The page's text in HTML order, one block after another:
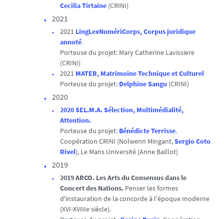
Cecilia Tirtaine (CRINI)
2021
2021 LingLexNumériCorps, Corpus juridique
annoté.
Porteuse du projet: Mary Catherine Lavissiere
(CRINI)
2021 MATER, Matrimoine Technique et Culturel
Porteuse du projet: Delphine Sangu (CRINI)
2020
2020 SEL.M.A. Sélection, Multimédialité,
Attention.
Porteuse du projet: Bénédicte Terrisse.
Coopération CRINI (Nolwenn Mingant,Sergio Coto
Rivel), Le Mans Université (Anne Baillot)
2019
2019 ARCO. Les Arts du Consensus dans le
Concert des Nations. Penser les formes
d'instauration de la concorde à l'époque moderne
(XVI-XVIIIe siècle).